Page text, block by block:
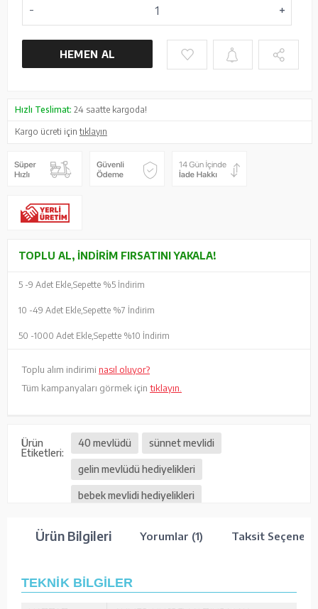
HEMEN AL
Hızlı Teslimat: 24 saatte kargoda!
Kargo ücreti içintıklayın
TOPLU AL, İNDIRIM FIRSATINI YAKALA!
5 -9 Adet Ekle, Sepette %5 İndirim
10 -49 Adet Ekle, Sepette %7 İndirim
50 -1000 Adet Ekle, Sepette %10 İndirim
Toplu alım indirimi nasıl oluyor?
Tüm kampanyaları görmek için tıklayın.
Ürün
Etiketleri:
40 mevlüdü sünnet mevlidi
gelin mevlüdü hediyelikleri
bebek mevlidi hediyelikleri
Ürün Bilgileri Yorumlar (1) Taksit
TEKNİK BİLGİLER